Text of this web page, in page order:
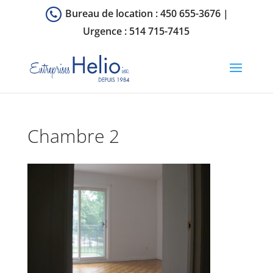
Bureau de location :450 655-3676|
Urgence : 514 715-7415
Chambre 2